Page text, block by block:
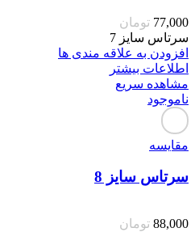
77,000 تومان
سرتاس سایز 7
افزودن به علاقه مندی ها
اطلاعات بیشتر
مشاهده سریع
ناموجود
مقایسه
سرتاس سایز 8
88,000 تومان